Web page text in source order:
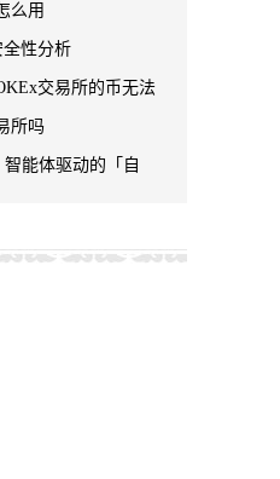
么用
性分析
交易所的币无法
所吗
能体驱动的「自